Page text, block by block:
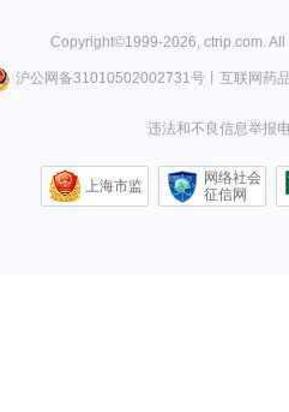
Copyright©1999-2026, ctrip.com.
沪公网备31010502002731号丨 互联网药
违法和不良信息举报
上海市监
网络社会
征信网